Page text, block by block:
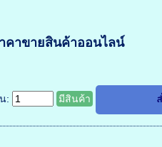
คาขายสินค้าออนไลน์
: มีสินค้า